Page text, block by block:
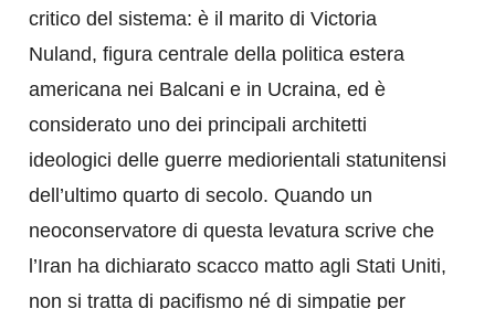
critico del sistema: è il marito di Victoria
Nuland, figura centrale della politica estera
americana nei Balcani e in Ucraina, ed è
considerato uno dei principali architetti
ideologici delle guerre mediorientali statunitensi
dell’ultimo quarto di secolo. Quando un
neoconservatore di questa levatura scrive che
l’Iran ha dichiarato scacco matto agli Stati Uniti,
non si tratta di pacifismo né di simpatie per